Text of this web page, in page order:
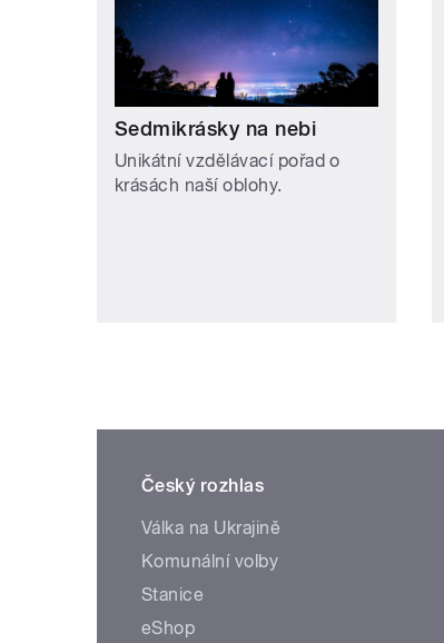
Sedmikrásky na nebi
Unikátní vzdělávací pořad o
krásách naší oblohy.
Český rozhlas
Válka na Ukrajině
Komunální volby
Stanice
eShop